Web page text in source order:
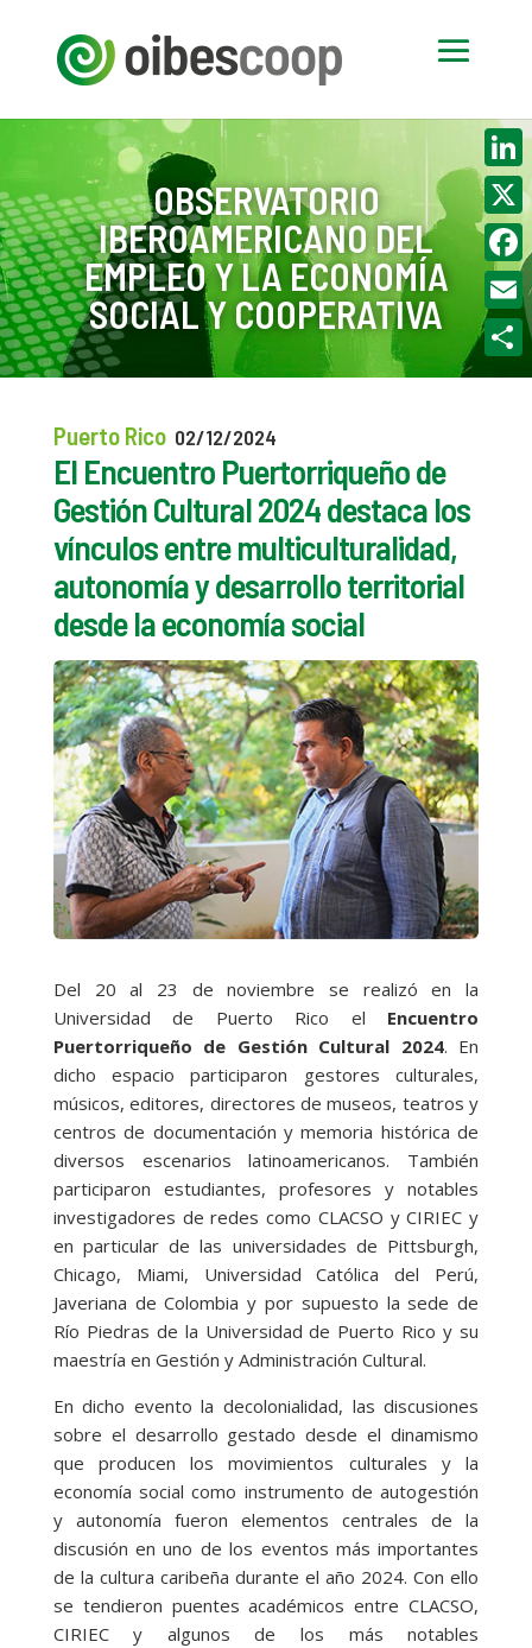
OBSERVATORIO
IBEROAMERICANO DEL
EMPLEO Y LA ECONOMÍA
SOCIAL Y COOPERATIVA
Puerto Rico 02/12/2024
El Encuentro Puertorriqueño de
Gestión Cultural 2024 destaca los
vínculos entre multiculturalidad,
autonomía y desarrollo territorial
desde la economía social
Del 20 al 23 de noviembre se realizó en la
Universidad de Puerto Rico el Encuentro
Puertorriqueño de Gestión Cultural 2024. En
dicho espacio participaron gestores culturales,
músicos, editores, directores de museos, teatros y
centros de documentación y memoria histórica de
diversos escenarios latinoamericanos. También
participaron estudiantes, profesores y notables
investigadores de redes como CLACSO y CIRIEC y
en particular de las universidades de Pittsburgh,
Chicago, Miami, Universidad Católica del Perú,
Javeriana de Colombia y por supuesto la sede de
Río Piedras de la Universidad de Puerto Rico y su
maestría en Gestión y Administración Cultural.
En dicho evento la decolonialidad, las discusiones
sobre el desarrollo gestado desde el dinamismo
que producen los movimientos culturales y la
economía social como instrumento de autogestión
y autonomía fueron elementos centrales de la
discusión en uno de los eventos más importantes
de la cultura caribeña durante el año 2024. Con ello
se tendieron puentes académicos entre CLACSO,
CIRIEC y algunos de los más notables
X
Email